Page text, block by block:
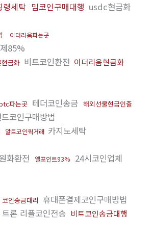
령세탁 밈코인구매대행 usdc현금화
이더리움파는곳
85%
금화 비트코인환전 이더리움현금화
파는곳 테더코인송금 해외선물현금인출
코인구매방법
알트코인퀵거래 카지노세탁
화환전 엘포인트93% 24시코인업체
코인송금대리 휴대폰결제코인구매방법
트론 리플코인전송 비트코인송금대행